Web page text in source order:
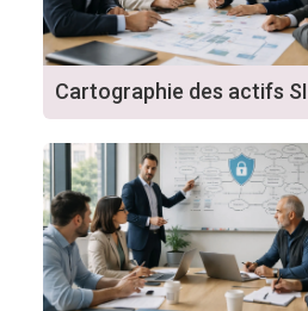
Cartographie des actifs SI